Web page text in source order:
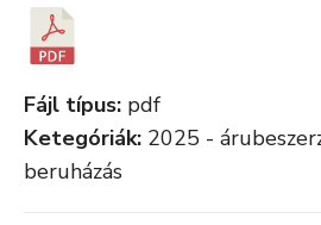
Fájl típus: pdf
Ketegóriák: 2025 -
beruházás